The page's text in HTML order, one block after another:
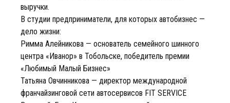
выручки.
В студии предприниматели, для которых автобизнес —
дело жизни:
Римма Алейникова — основатель семейного шинного
центра «Иванор» в Тобольске, победитель премии
«Любимый Малый Бизнес»
Татьяна Овчинникова — директор международной
франчайзинговой сети автосервисов FIT SERVICE